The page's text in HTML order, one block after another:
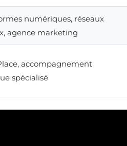
numériques, réseaux
agence marketing
accompagnement
spécialisé